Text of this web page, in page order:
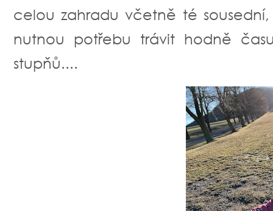
celou zahradu včetně té
nutnou potřebu trávit hodně
stupňů....